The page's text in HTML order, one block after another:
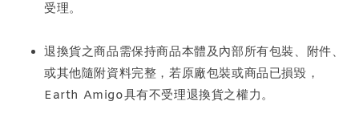
受理。
退換貨之商品需保持商品本體及內部所有包裝、附件、
或其他隨附資料完整，若原廠包裝或商品已損毀，
Earth Amigo具有不受理退換貨之權力。